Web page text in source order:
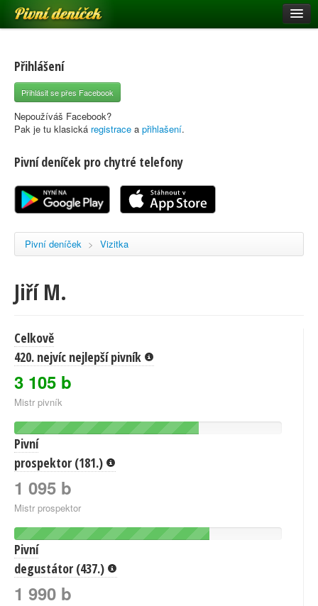
Pivní deníček
Pivní mapa
Pivní značky
Nápověda
Registrace
Přihlášení
Přihlásit se přes Facebook
Nepoužíváš Facebook?
Pak je tu klasická registrace a přihlašení.
Pivní deníček pro chytré telefony
Pivní deníček > Vizitka
Jiří M.
Celkově
420. nejvíc nejlepší pivník
3 105 b
Mistr pivník
Pivní
prospektor (181.)
1 095 b
Mistr prospektor
Pivní
degustátor (437.)
1 990 b